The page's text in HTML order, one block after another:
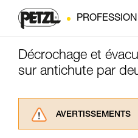
Décrochage et
sur antichute par
AVERTISSEMENTS